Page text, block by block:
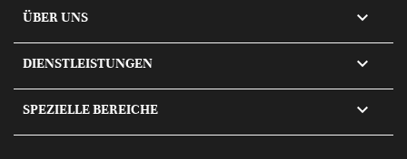
ÜBER UNS 
DIENSTLEISTUNGEN 
SPEZIELLE BEREICHE 